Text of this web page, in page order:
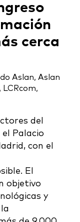
cerca
Aslan, Aslan
, LCRcom,
del
Palacio
con el
El
objetivo
y